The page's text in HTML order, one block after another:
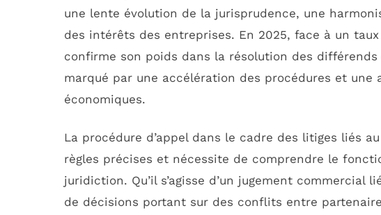
une lente évolution de la jurisprudence, une
des intérêts des entreprises. En 2025, face à un taux
confirme son poids dans la résolution des
marqué par une accélération des procédures et
économiques.
La procédure d’appel dans le cadre des litiges liés
règles précises et nécessite de comprendre le
juridiction. Qu’il s’agisse d’un jugement commercial
de décisions portant sur des conflits entre